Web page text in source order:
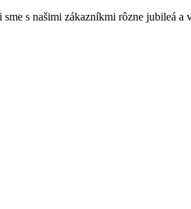
s našimi zákazníkmi rôzne jubileá